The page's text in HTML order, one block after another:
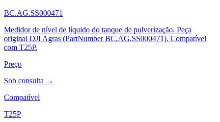
BC.AG.SS000471
Medidor de nível de líquido do tanque de pulverização. Peça
original DJI Agras (PartNumber BC.AG.SS000471). Compatível
com T25P.
Preço
Sob consulta →
Compatível
T25P